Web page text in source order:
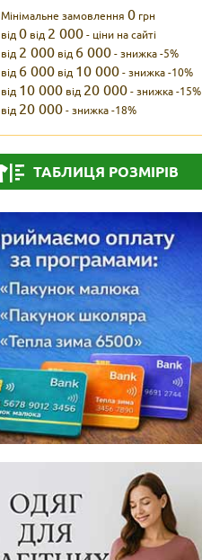
Мінімальне замовлення 0 грн
від0 від 2 000- ціни на сайті
від 2 000 від 6 000- знижка -5%
від 6 000 від 10 000- знижка -10%
від 10 000 від 20 000- знижка -15%
від 20 000- знижка -18%
ТАБЛИЦЯ РОЗМІРІВ